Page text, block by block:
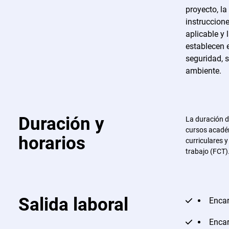
proyecto,
aplicable y
establecen
seguridad,
ambiente.
Duración y
horarios
La duración
cursos
curriculares
trabajo
Salida laboral